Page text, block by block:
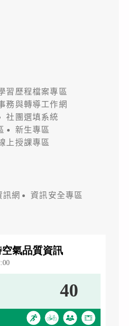
習歷程檔案專區
務與轉導工作網
社團選填系統
新生專區
上授課專區
網
資訊安全專區